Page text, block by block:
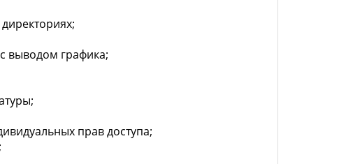
выводом графика;
прав доступа;